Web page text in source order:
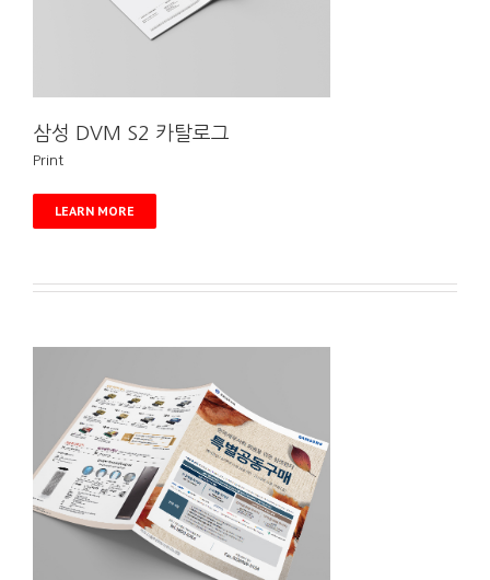
삼성 DVM S2 카탈로그
Print
LEARN MORE